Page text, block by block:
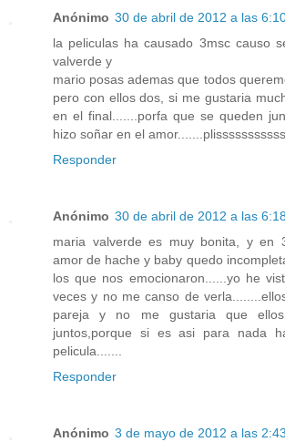
Anónimo 30 de abril de 2012 a las
la peliculas ha causado 3msc causo
valverde y
mario posas ademas que todos
pero con ellos dos, si me gustaria
en el final.......porfa que se queden
hizo soñar en el
Responder
Anónimo 30 de abril de 2012 a las 6:18
maria valverde es muy bonita, y en
amor de hache y baby quedo
los que nos emocionaron......yo he
veces y no me canso de
pareja y no me gustaria que
juntos,porque si es asi para nada
pelicula.......
Responder
Anónimo 3 de mayo de 2012 a las 2:43